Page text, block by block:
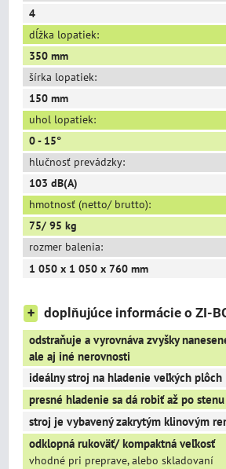
4
dĺžka lopatiek:
350 mm
šírka lopatiek:
150 mm
uhol lopatiek:
0 - 15°
hlučnosť prevádzky:
103 dB(A)
hmotnosť (netto/ brutto):
75/ 95 kg
rozmer balenia:
1 050 x 1 050 x 760 mm
+ doplňujúce informácie o ZI-
odstraňuje a vyrovnáva zvyšky
ale aj iné nerovnosti
ideálny stroj na hladenie veľkých plôch
presné hladenie sa dá robiť až po stenu
stroj je vybavený zakrytým klinovým
odklopná rukoväť/ kompaktná veľkosť
vhodné pri preprave, alebo skladovaní